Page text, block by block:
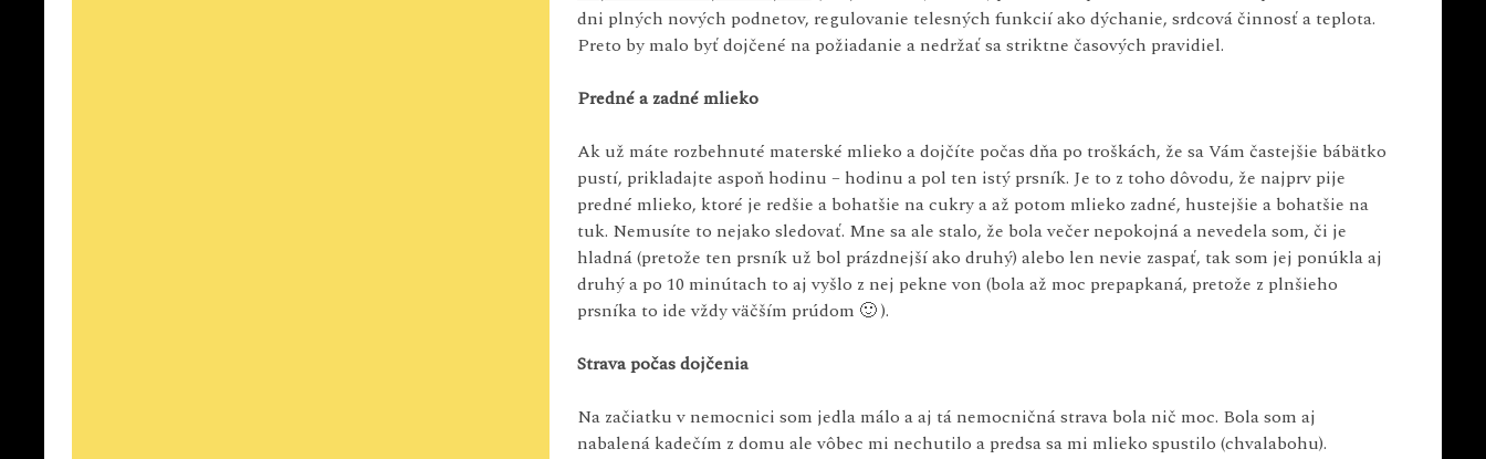
dni plných nových podnetov, regulovanie telesných funkcií ako dýchanie, srdcová činnosť a teplota.
Preto by malo byť dojčené na požiadanie a nedržať sa striktne časových pravidiel.
Predné a zadné mlieko
Ak už máte rozbehnuté materské mlieko a dojčíte počas dňa po troškách, že sa Vám častejšie bábätko
pustí, prikladajte aspoň hodinu – hodinu a pol ten istý prsník. Je to z toho dôvodu, že najprv pije
predné mlieko, ktoré je redšie a bohatšie na cukry a až potom mlieko zadné, hustejšie a bohatšie na
tuk. Nemusíte to nejako sledovať. Mne sa ale stalo, že bola večer nepokojná a nevedela som, či je
hladná (pretože ten prsník už bol prázdnejší ako druhý) alebo len nevie zaspať, tak som jej ponúkla aj
druhý a po 10 minútach to aj vyšlo z nej pekne von (bola až moc prepapkaná, pretože z plnšieho
prsníka to ide vždy väčším prúdom 🙂 ).
Strava počas dojčenia
Na začiatku v nemocnici som jedla málo a aj tá nemocničná strava bola nič moc. Bola som aj
nabalená kadečím z domu ale vôbec mi nechutilo a predsa sa mi mlieko spustilo (chvalabohu).